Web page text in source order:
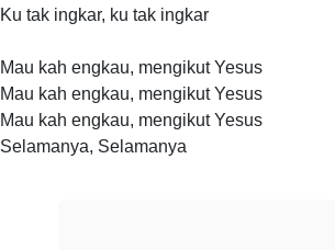
Ku tak ingkar, ku tak ingkar
Mau kah engkau, mengikut Yesus
Mau kah engkau, mengikut Yesus
Mau kah engkau, mengikut Yesus
Selamanya, Selamanya